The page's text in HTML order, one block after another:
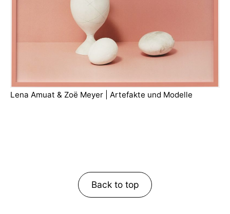
Lena Amuat & Zoë Meyer | Artefakte und Modelle
Back to top